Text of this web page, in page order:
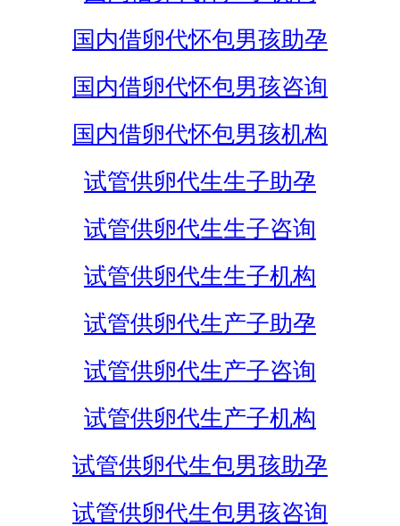
国内借卵代怀包男孩助孕
国内借卵代怀包男孩咨询
国内借卵代怀包男孩机构
试管供卵代生生子助孕
试管供卵代生生子咨询
试管供卵代生生子机构
试管供卵代生产子助孕
试管供卵代生产子咨询
试管供卵代生产子机构
试管供卵代生包男孩助孕
试管供卵代生包男孩咨询